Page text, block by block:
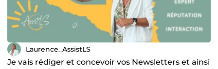
Laurence_AssistLS
Je vais rédiger et concevoir vos Newsletters et ainsi